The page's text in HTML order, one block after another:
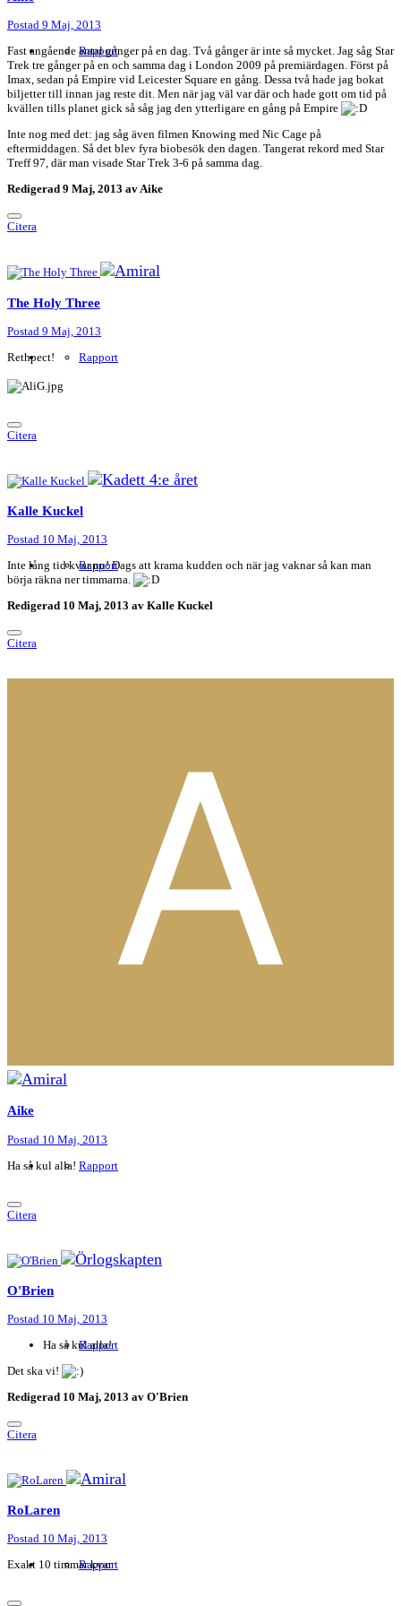
Postad 9 Maj, 2013
Rapport
Fast angående antal gånger på en dag. Två gånger är inte så mycket. Jag såg Star
Trek tre gånger på en och samma dag i London 2009 på premiärdagen. Först på
Imax, sedan på Empire vid Leicester Square en gång. Dessa två hade jag bokat
biljetter till innan jag reste dit. Men när jag väl var där och hade gott om tid på
kvällen tills planet gick så såg jag den ytterligare en gång på Empire
Inte nog med det: jag såg även filmen Knowing med Nic Cage på
eftermiddagen. Så det blev fyra biobesök den dagen. Tangerat rekord med Star
Treff 97, där man visade Star Trek 3-6 på samma dag.
Redigerad 9 Maj, 2013 av Aike
Citera
The Holy Three
Postad 9 Maj, 2013
Rapport
Rethpect!
Citera
Kalle Kuckel
Postad 10 Maj, 2013
Rapport
Inte lång tid kvar nu! Dags att krama kudden och när jag vaknar så kan man
börja räkna ner timmarna.
Redigerad 10 Maj, 2013 av Kalle Kuckel
Citera
Aike
Postad 10 Maj, 2013
Rapport
Ha så kul alla!
Citera
O'Brien
Postad 10 Maj, 2013
Rapport
Ha så kul alla!
Det ska vi!
Redigerad 10 Maj, 2013 av O'Brien
Citera
RoLaren
Postad 10 Maj, 2013
Rapport
Exakt 10 timmar kvar